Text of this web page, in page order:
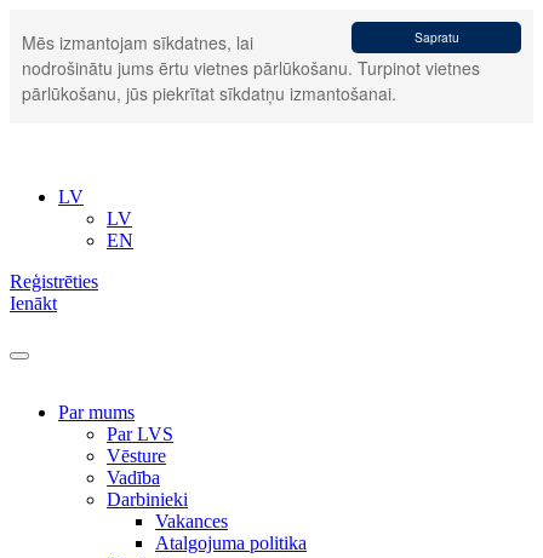
Sapratu
Mēs izmantojam sīkdatnes, lai
nodrošinātu jums ērtu vietnes pārlūkošanu. Turpinot vietnes
pārlūkošanu, jūs piekrītat sīkdatņu izmantošanai.
LV
LV
EN
Reģistrēties
Ienākt
Par mums
Par LVS
Vēsture
Vadība
Darbinieki
Vakances
Atalgojuma politika